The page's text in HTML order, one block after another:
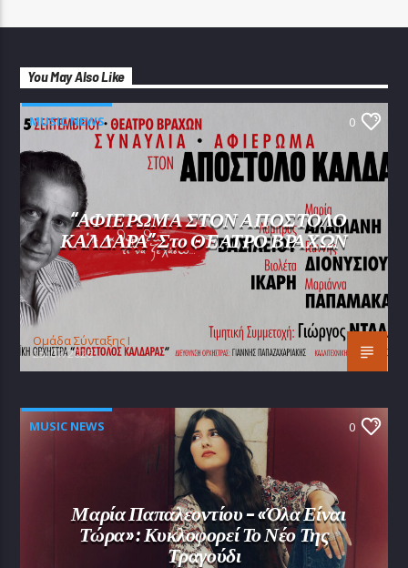
You May Also Like
MUSIC NEWS 0
“ΑΦΙΕΡΩΜΑ ΣΤΟΝ ΑΠΟΣΤΟΛΟ
ΚΑΛΔΑΡΑ” Στο ΘΕΑΤΡΟ ΒΡΑΧΩΝ
Oμάδα Σύνταξης Ι
25/07/2026
MUSIC NEWS 0
Μαρία Παπαλεοντίου – «Όλα Είναι
Τώρα»: Κυκλοφορεί Το Νέο Της
Τραγούδι